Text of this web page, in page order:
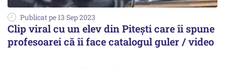
Publicat pe 13 Sep 2023
Clip viral cu un elev din Pitești care îi spune
profesoarei că îi face catalogul guler / video